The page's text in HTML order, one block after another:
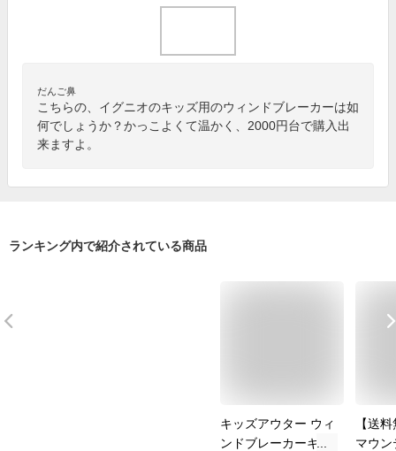
だんご鼻
こちらの、イグニオのキッズ用のウィンドブレーカーは如
何でしょうか？かっこよくて温かく、2000円台で購入出
来ますよ。
ランキング内で紹介されている商品
キッズアウター ウィ
ンドブレーカーキッ
【送
マウン